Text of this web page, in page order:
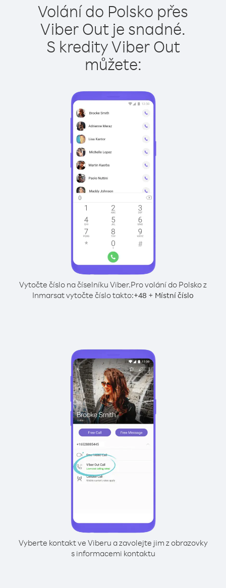
Volání do Polsko přes
Viber Out je snadné.
S kredity Viber Out
můžete:
Vytočte číslo na číselníku Viber.Pro volání do Polsko z
Inmarsat vytočte číslo takto:+48 + Místní číslo
Vyberte kontakt ve Viberu a zavolejte jim z obrazovky
s informacemi kontaktu